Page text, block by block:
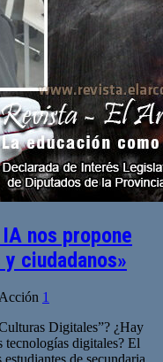
nos propone
ciudadanos»
1
Digitales”? ¿Hay
tecnologías digitales? El